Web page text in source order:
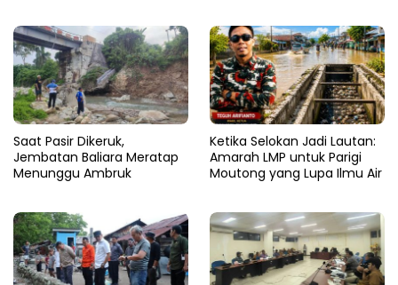
Saat Pasir Dikeruk,
Jembatan Baliara Meratap
Menunggu Ambruk
Ketika Selokan Jadi Lautan:
Amarah LMP untuk Parigi
Moutong yang Lupa Ilmu Air